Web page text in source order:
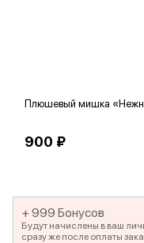
Плюшевый мишка
900 ₽
+ 999 Бонусов
Будут начислены в ваш
сразу же после оплаты